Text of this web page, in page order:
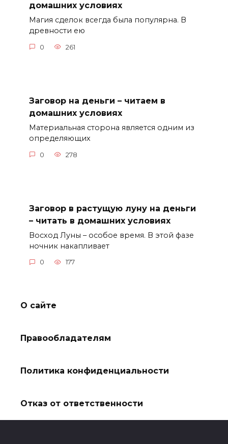
домашних условиях
Магия сделок всегда была популярна. В
древности ею
0 261
Заговор на деньги – читаем в
домашних условиях
Материальная сторона является одним из
определяющих
0 278
Заговор в растущую луну на деньги
– читать в домашних условиях
Восход Луны – особое время. В этой фазе
ночник накапливает
0 177
О сайте
Правообладателям
Политика конфиденциальности
Отказ от ответственности